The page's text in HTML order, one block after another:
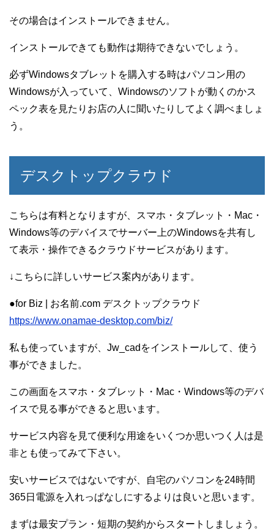
その場合はインストールできません。
インストールできても動作は期待できないでしょう。
必ずWindowsタブレットを購入する時はパソコン用の
Windowsが入っていて、Windowsのソフトが動くのかス
ペック表を見たりお店の人に聞いたりしてよく調べましょ
う。
デスクトップクラウド
こちらは有料となりますが、スマホ・タブレット・Mac・
Windows等のデバイスでサーバー上のWindowsを共有し
て表示・操作できるクラウドサービスがあります。
↓こちらに詳しいサービス案内があります。
●for Biz | お名前.com デスクトップクラウド
https://www.onamae-desktop.com/biz/
私も使っていますが、Jw_cadをインストールして、使う
事ができました。
この画面をスマホ・タブレット・Mac・Windows等のデバ
イスで見る事ができると思います。
サービス内容を見て便利な用途をいくつか思いつく人は是
非とも使ってみて下さい。
安いサービスではないですが、自宅のパソコンを24時間
365日電源を入れっぱなしにするよりは良いと思います。
まずは最安プラン・短期の契約からスタートしましょう。